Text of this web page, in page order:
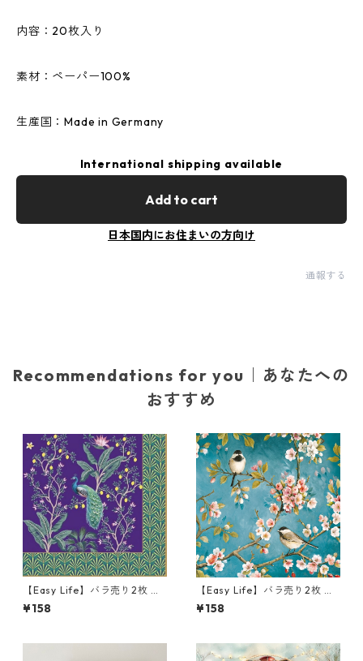
内容：20枚入り
素材：ペーパー100%
生産国：Made in Germany
International shipping available
Add to cart
日本国内にお住まいの方向け
通報する
Recommendations for you｜あなたへの
おすすめ
【Easy Life】バラ売り2枚 ラ
ンチサイズ ペーパーナプキン I
mperial Peacock パープルx
¥158
【Easy Life】バラ売り2枚 ラ
ンチサイズ ペーパーナプキン
BLOSSOM ブルー
¥158